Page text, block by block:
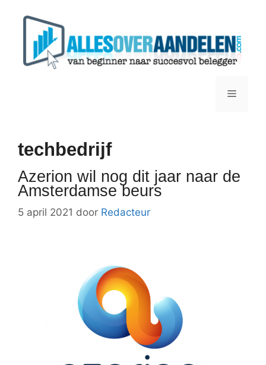
Menu
techbedrijf
Azerion wil nog dit jaar naar de
Amsterdamse beurs
5 april 2021 door Redacteur